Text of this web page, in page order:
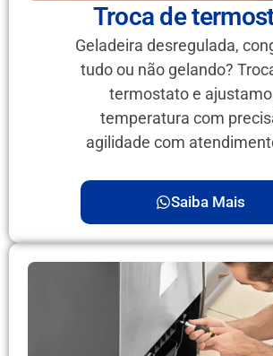
Troca de
Geladeira desregulada,
tudo ou não gelando?
termostato e
temperatura com
agilidade com
Saiba Mais